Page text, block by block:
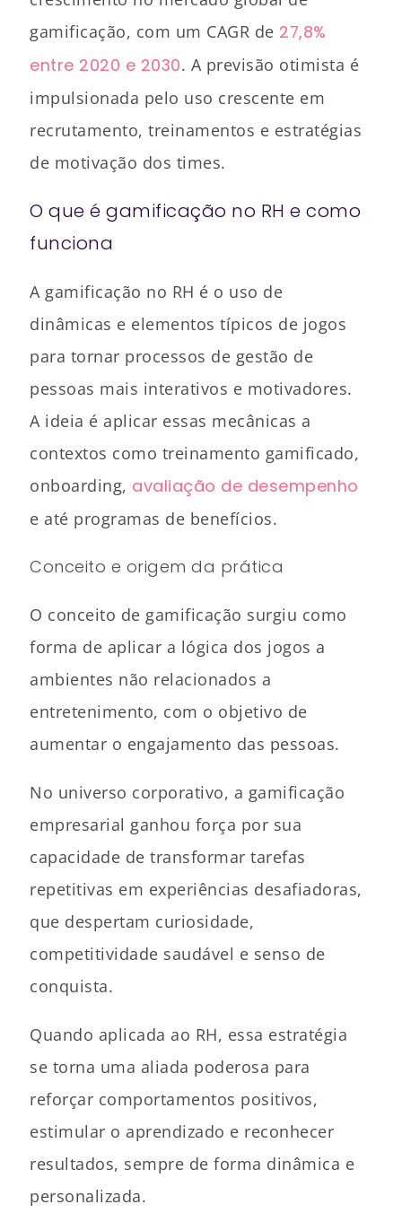
gamificação, com um CAGR de 27,8%
entre 2020 e 2030. A previsão otimista é
impulsionada pelo uso crescente em
recrutamento, treinamentos e estratégias
de motivação dos times.
O que é gamificação no RH e como
funciona
A gamificação no RH é o uso de
dinâmicas e elementos típicos de jogos
para tornar processos de gestão de
pessoas mais interativos e motivadores.
A ideia é aplicar essas mecânicas a
contextos como treinamento gamificado,
onboarding, avaliação de desempenho
e até programas de benefícios.
Conceito e origem da prática
O conceito de gamificação surgiu como
forma de aplicar a lógica dos jogos a
ambientes não relacionados a
entretenimento, com o objetivo de
aumentar o engajamento das pessoas.
No universo corporativo, a gamificação
empresarial ganhou força por sua
capacidade de transformar tarefas
repetitivas em experiências desafiadoras,
que despertam curiosidade,
competitividade saudável e senso de
conquista.
Quando aplicada ao RH, essa estratégia
se torna uma aliada poderosa para
reforçar comportamentos positivos,
estimular o aprendizado e reconhecer
resultados, sempre de forma dinâmica e
personalizada.